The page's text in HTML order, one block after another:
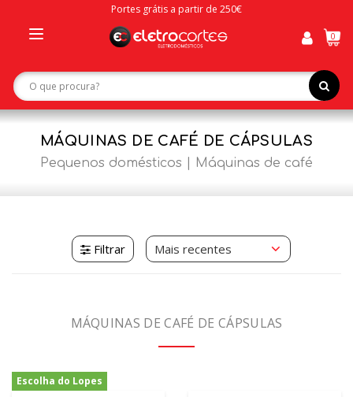
Portes grátis a partir de 250€
navigation
0
MÁQUINAS DE CAFÉ DE CÁPSULAS
Pequenos domésticos Máquinas de café
Filtrar
MÁQUINAS DE CAFÉ DE CÁPSULAS
Escolha do Lopes